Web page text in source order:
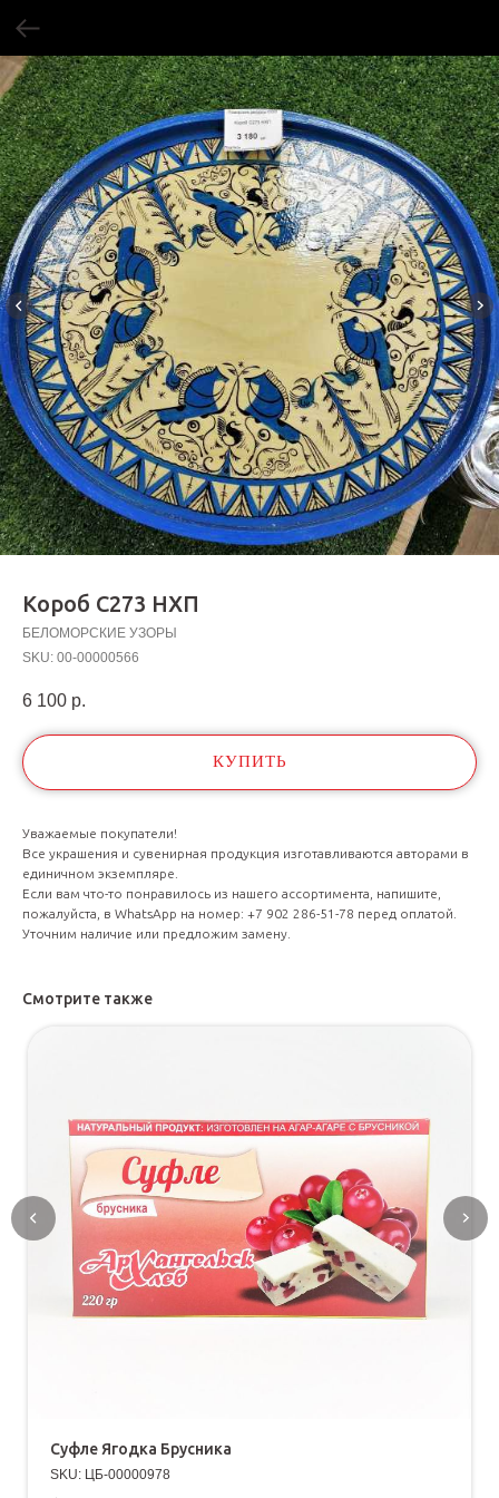
Короб С273 НХП
БЕЛОМОРСКИЕ УЗОРЫ
SKU: 00-00000566
6 100 р.
КУПИТЬ
Уважаемые покупатели!
Все украшения и сувенирная продукция изготавливаются авторами в
единичном экземпляре.
Если вам что-то понравилось из нашего ассортимента, напишите,
пожалуйста, в WhatsApp на номер: +7 902 286-51-78 перед оплатой.
Уточним наличие или предложим замену.
Смотрите также
Суфле Ягодка Брусника
SKU: ЦБ-00000978